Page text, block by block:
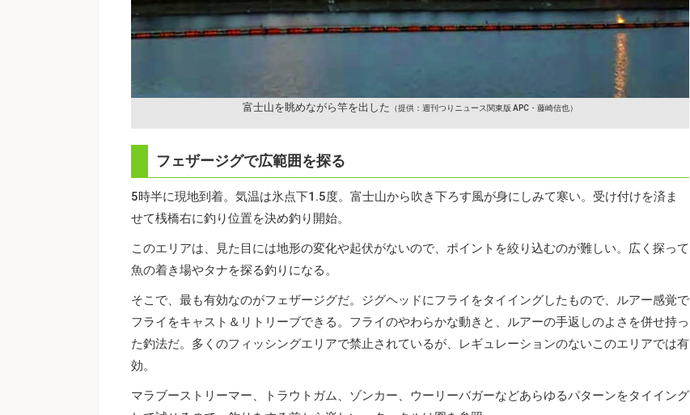
富士山を眺めながら竿を出した （提供：週刊つりニュース関東版 APC・藤崎信也）
フェザージグで広範囲を探る
5時半に現地到着。気温は氷点下1.5度。富士山から吹き下ろす風が身にしみて寒い。受け付けを済ま
せて桟橋右に釣り位置を決め釣り開始。
このエリアは、見た目には地形の変化や起伏がないので、ポイントを絞り込むのが難しい。広く探って
魚の着き場やタナを探る釣りになる。
そこで、最も有効なのがフェザージグだ。ジグヘッドにフライをタイイングしたもので、ルアー感覚で
フライをキャスト＆リトリーブできる。フライのやわらかな動きと、ルアーの手返しのよさを併せ持っ
た釣法だ。多くのフィッシングエリアで禁止されているが、レギュレーションのないこのエリアでは有
効。
マラブーストリーマー、トラウトガム、ゾンカー、ウーリーバガーなどあらゆるパターンをタイイング